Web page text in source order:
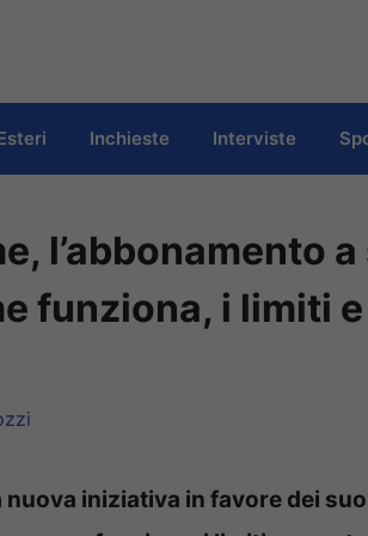
Inchieste Interviste
l’abbonamento
funziona, i limiti
iniziativa in favore dei